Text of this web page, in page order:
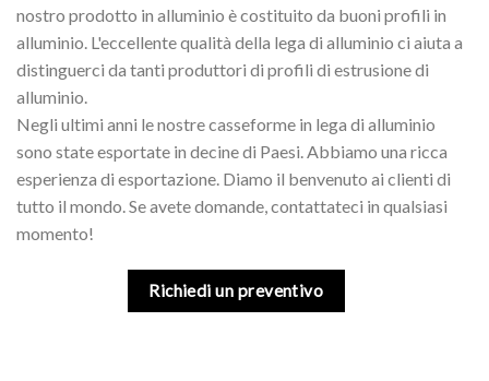
nostro prodotto in alluminio è costituito da buoni profili in
alluminio. L'eccellente qualità della lega di alluminio ci aiuta a
distinguerci da tanti produttori di profili di estrusione di
alluminio.
Negli ultimi anni le nostre casseforme in lega di alluminio
sono state esportate in decine di Paesi. Abbiamo una ricca
esperienza di esportazione. Diamo il benvenuto ai clienti di
tutto il mondo. Se avete domande, contattateci in qualsiasi
momento!
Richiedi un preventivo